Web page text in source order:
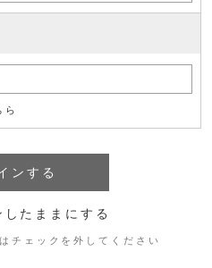
ら
したままにする
チェックを外してください